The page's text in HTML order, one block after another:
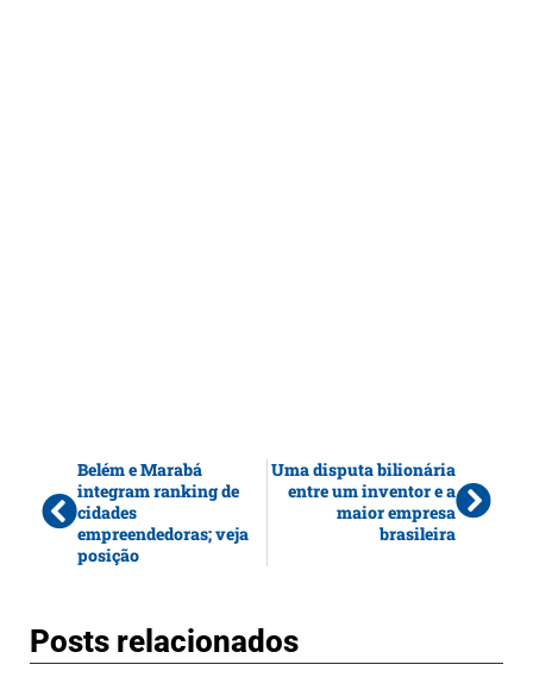
Belém e Marabá
integram ranking de
cidades
empreendedoras; veja
posição
Uma disputa bilionária
entre um inventor e a
maior empresa
brasileira
Posts relacionados